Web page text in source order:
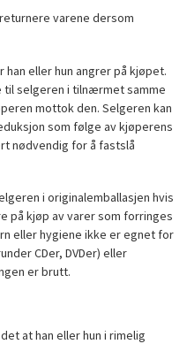
varene dersom
eller hun angrer på kjøpet.
til selgeren i tilnærmet samme
mottok den. Selgeren kan
som følge av kjøperens
nødvendig for å fastslå
i originalemballasjen hvis
på kjøp av varer som forringes
eller hygiene ikke er egnet for
CDer, DVDer) eller
er brutt.
at han eller hun i rimelig